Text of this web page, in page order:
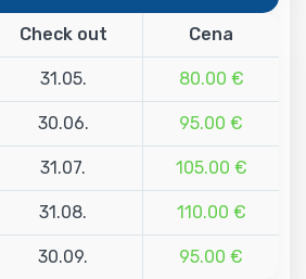
Check out Cena
31.05. 80.00 €
30.06. 95.00 €
31.07. 105.00 €
31.08. 110.00 €
30.09. 95.00 €